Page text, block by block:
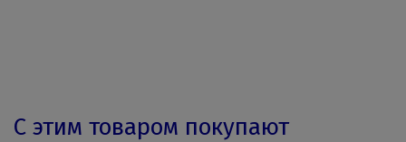
С этим товаром покупают